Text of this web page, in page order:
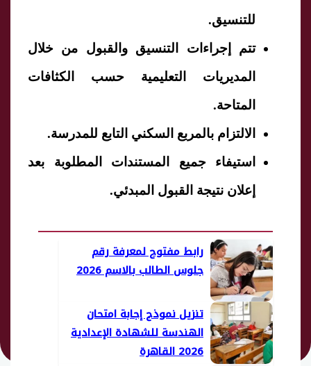
للتنسيق.
تتم إجراءات التنسيق والقبول من خلال
المديريات التعليمية حسب الكثافات
المتاحة.
الالتزام بالمربع السكني التابع للمدرسة.
استيفاء جميع المستندات المطلوبة بعد
إعلان نتيجة القبول المبدئي.
رابط مفتوح لمعرفة رقم
جلوس الطالب بالاسم 2026
تنزيل نموذج إجابة امتحان
الهندسة للشهادة الإعدادية
2026 القاهرة